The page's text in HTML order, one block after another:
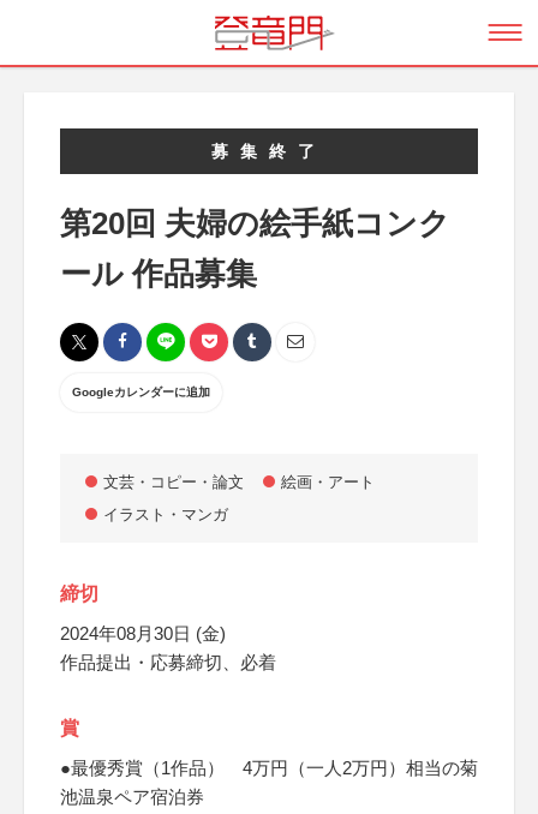
募集終了
第20回 夫婦の絵手紙コンク
ール 作品募集
Googleカレンダーに追加
文芸・コピー・論文
絵画・アート
イラスト・マンガ
締切
2024年08月30日 (金)
作品提出・応募締切、必着
賞
●最優秀賞（1作品） 4万円（一人2万円）相当の菊
池温泉ペア宿泊券